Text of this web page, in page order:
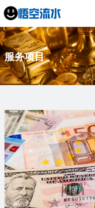
网
站
首
页
银
行
流
工
资
水
薪
流
水
业
流
水
服
务
项
目
新
闻
资
品
牌
联
服务项目